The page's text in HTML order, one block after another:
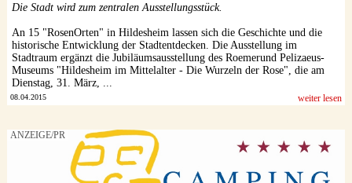
Die Stadt wird zum zentralen Ausstellungsstück.
An 15 "RosenOrten" in Hildesheim lassen sich die Geschichte und die
historische Entwicklung der Stadtentdecken. Die Ausstellung im
Stadtraum ergänzt die Jubiläumsausstellung des Roemerund Pelizaeus-
Museums "Hildesheim im Mittelalter - Die Wurzeln der Rose", die am
Dienstag, 31. März, ...
08.04.2015 weiter lesen